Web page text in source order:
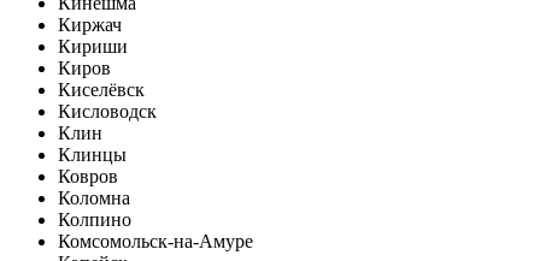
Киржач
Кириши
Киров
Киселёвск
Кисловодск
Клин
Клинцы
Ковров
Коломна
Колпино
Комсомольск-на-Амуре